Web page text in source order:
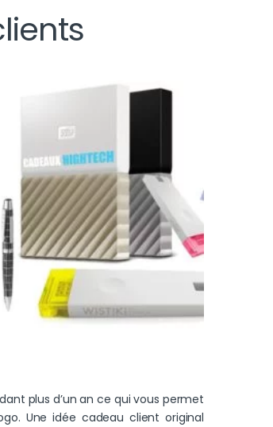
plus d’un an ce qui vous permet
Une idée cadeau client original